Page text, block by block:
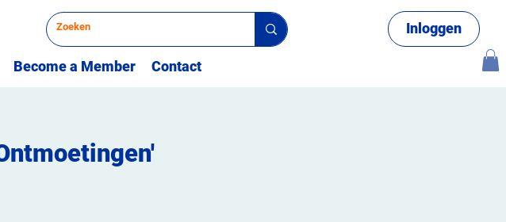
Inloggen
Become a Member Contact